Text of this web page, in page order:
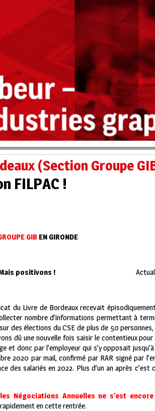
(Section Groupe
FILPAC !
GIBEN GIRONDE
positivons !
du Livre de Bordeaux recevait
nombre d’informations permettant à
des élections du CSE de plus de 50
dû une nouvelle fois saisir le contentieux
et donc par l’employeur qui s’y opposait
2020 par mail, confirmé par RAR signé par
des salariés en 2022. Plus d’un an après
Négociations Annuelles ne s’est
en cette rentrée.